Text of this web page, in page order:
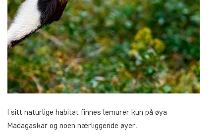
I sitt naturlige habitat finnes lemurer kun på øya
Madagaskar og noen nærliggende øyer.